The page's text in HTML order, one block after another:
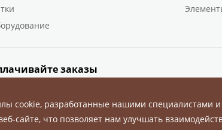
заказы
cookie, разработанные нашими специалистами
сайте, что позволяет нам улучшать